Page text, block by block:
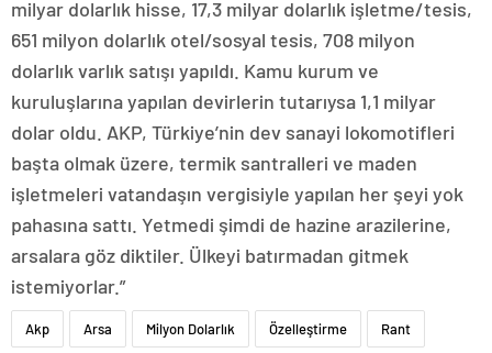
milyar dolarlık hisse, 17,3 milyar dolarlık işletme/tesis,
651 milyon dolarlık otel/sosyal tesis, 708 milyon
dolarlık varlık satışı yapıldı. Kamu kurum ve
kuruluşlarına yapılan devirlerin tutarıysa 1,1 milyar
dolar oldu. AKP, Türkiye’nin dev sanayi lokomotifleri
başta olmak üzere, termik santralleri ve maden
işletmeleri vatandaşın vergisiyle yapılan her şeyi yok
pahasına sattı. Yetmedi şimdi de hazine arazilerine,
arsalara göz diktiler. Ülkeyi batırmadan gitmek
istemiyorlar.”
Akp Arsa Milyon Dolarlık Özelleştirme Rant